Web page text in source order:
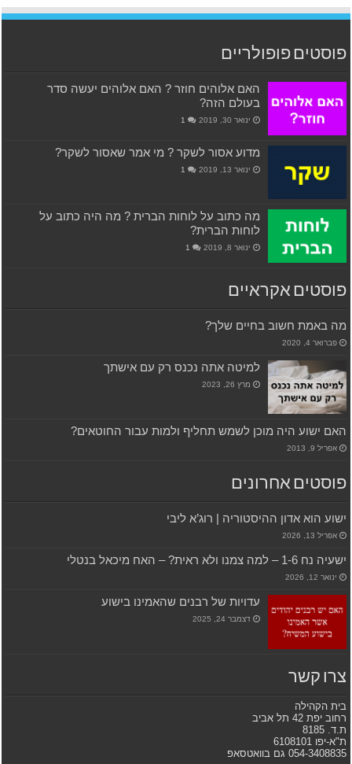
פוסטים פופולריים
האם אלוהים חוזר ? האם אלוהים יעשה סדר
בעולם הזה?
ינואר 30, 2019 1
מדוע אסור לשקר ? מי אמר שאסור לשקר?
ינואר 13, 2019 1
מה כתוב על לוחות הברית ? מה היה כתוב על
לוחות הברית?
ינואר 8, 2019 1
פוסטים אקראיים
מה באמת חשוב בחיים שלך?
פברואר 4, 2020
למיטה אתה נכנס רק עם אישתך
מרץ 26, 2023
האם ישוע היה מוכן לשמש תחליף ולמות עבור החוטאים?
אפריל 9, 2013
פוסטים אחרונים
ישוע הוא אדון ההיסטוריה | רוג’א ליבי
אפריל 13, 2026
ישעיה נח 1-6 – למה צמנו ולא ראית? – האח מיכאל בנטלי
ינואר 12, 2026
עדויות של רבנים שהאמינו בישוע
דצמבר 24, 2025
צרו קשר
בית הקהילה
רחוב יפת 42 תל אביב
ת.ד. 8185
ת"א-יפו 6108101
054-3408835 גם בוואטסאפ